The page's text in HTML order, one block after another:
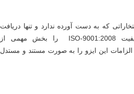
که به دست آورده ندارد و تنها دریافت
استاندارد جهانی مدیریت کیفیت 2008:ISO-9001 را بخش مهمی از
این ایزو را به صورت مستند و مستدل